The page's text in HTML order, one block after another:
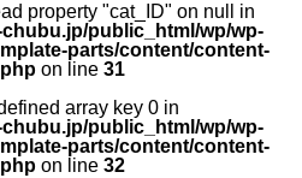
property "cat_ID" on null in
public_html/wp/wp-
parts/content/content-
on line 31
array key 0 in
public_html/wp/wp-
parts/content/content-
on line 32